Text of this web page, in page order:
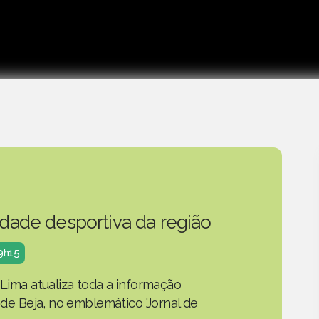
desportiva da região
atualiza toda a informação
Beja, no emblemático 'Jornal de